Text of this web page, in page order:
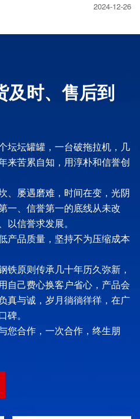
2024-12-26
及时、售后到
坛坛罐罐，一台破拖拉机，几
来苦累自知，用淳朴和信誉创
、屡遇磨难，时间在变，光阴
一、信誉第一的底线从未改
信誉求发展。
产品质量，坚持不为压缩成本
铁原则传承几十年历久弥新，
自己费心换客户省心，产品会
真与诚，岁月徜徜徉徉，在广
。
您合作，一次合作，终生朋